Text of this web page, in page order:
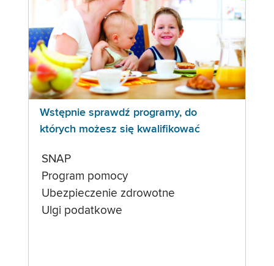
Wstępnie sprawdź programy, do
których możesz się kwalifikować
SNAP
Program pomocy
Ubezpieczenie zdrowotne
Ulgi podatkowe